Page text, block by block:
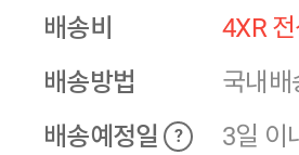
배송비
4XR
배송방법
국내배
배송예정일
?
3일 이